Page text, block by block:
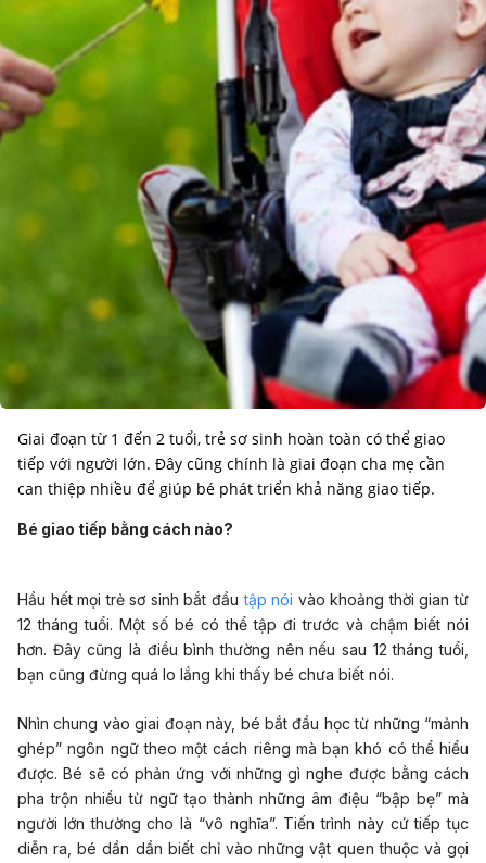
Giai đoạn từ 1 đến 2 tuổi, trẻ sơ sinh hoàn toàn có thể giao
tiếp với người lớn. Đây cũng chính là giai đoạn cha mẹ cần
can thiệp nhiều để giúp bé phát triển khả năng giao tiếp.
Bé giao tiếp bằng cách nào?
Hầu hết mọi trẻ sơ sinh bắt đầutập nói vào khoảng thời gian từ
12 tháng tuổi. Một số bé có thể tập đi trước và chậm biết nói
hơn. Đây cũng là điều bình thường nên nếu sau 12 tháng tuổi,
bạn cũng đừng quá lo lắng khi thấy bé chưa biết nói.
Nhìn chung vào giai đoạn này, bé bắt đầu học từ những “mảnh
ghép” ngôn ngữ theo một cách riêng mà bạn khó có thể hiểu
được. Bé sẽ có phản ứng với những gì nghe được bằng cách
pha trộn nhiều từ ngữ tạo thành những âm điệu “bập bẹ” mà
người lớn thường cho là “vô nghĩa”. Tiến trình này cứ tiếp tục
diễn ra, bé dần dần biết chỉ vào những vật quen thuộc và gọi